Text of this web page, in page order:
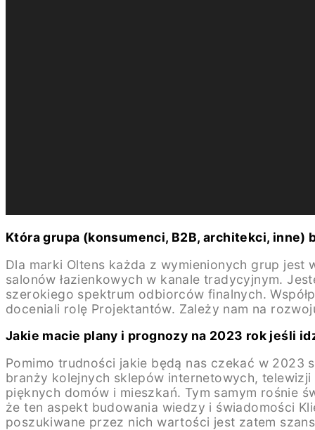
Która grupa (konsumenci, B2B, architekci, inne)
Dla marki Oltens każda z wymienionych grup jest
salonów łazienkowych w kanale tradycyjnym.
szerokiego spektrum odbiorców finalnych.
doceniali rolę Projektantów. Zależy nam na
Jakie macie plany i prognozy na 2023 rok jeśli
Pomimo trudności jakie będą nas czekać w 2023
branży kolejnych sklepów internetowych,
pięknych domów i mieszkań. Tym samym rośnie
że ten aspekt budowania wiedzy i świadomości
poszukiwane przez nich wartości jest zatem